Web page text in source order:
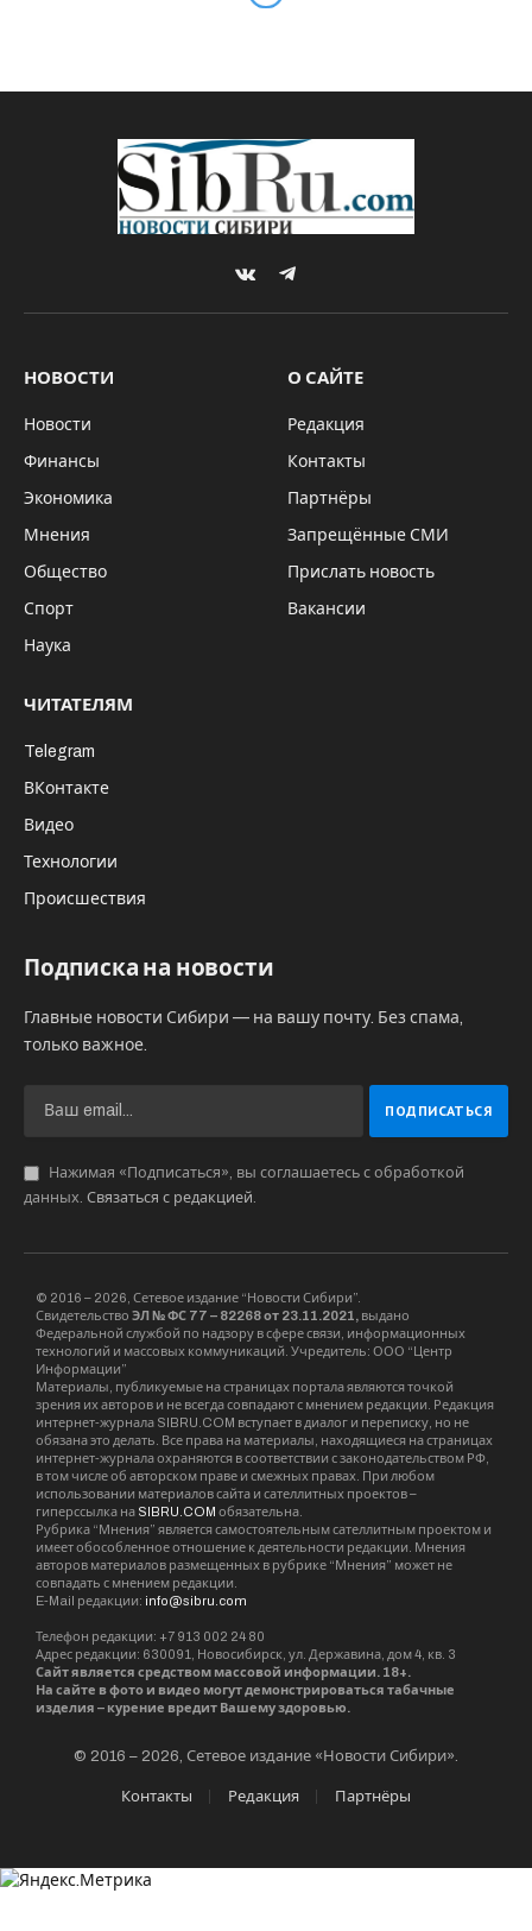
VKontakteTelegram
НОВОСТИ
Новости
Финансы
Экономика
Мнения
Общество
Спорт
Наука
О САЙТЕ
Редакция
Контакты
Партнёры
Запрещённые СМИ
Прислать новость
Вакансии
ЧИТАТЕЛЯМ
Telegram
ВКонтакте
Видео
Технологии
Происшествия
Подписка на новости
Главные новости Сибири — на вашу почту. Без спама,
только важное.
Нажимая «Подписаться», вы соглашаетесь с обработкой
данных. Связаться с редакцией
© 2016 – 2026, Сетевое издание “Новости Сибири”.
Свидетельство ЭЛ № ФС 77 – 82268 от 23.11.2021, выдано
Федеральной службой по надзору в сфере связи, информационных
технологий и массовых коммуникаций. Учредитель: ООО “Центр
Информации”
Материалы, публикуемые на страницах портала являются точкой
зрения их авторов и не всегда совпадают с мнением редакции. Редакция
интернет-журнала SIBRU.COM вступает в диалог и переписку, но не
обязана это делать. Все права на материалы, находящиеся на страницах
интернет-журнала охраняются в соответствии с законодательством РФ,
в том числе об авторском праве и смежных правах. При любом
использовании материалов сайта и сателлитных проектов –
гиперссылка на SIBRU.COM обязательна.
Рубрика “Мнения” является самостоятельным сателлитным проектом и
имеет обособленное отношение к деятельности редакции. Мнения
авторов материалов размещенных в рубрике “Мнения” может не
совпадать с мнением редакции.
E-Mail редакции: info@sibru.com
Телефон редакции: +7 913 002 24 80
Адрес редакции: 630091, Новосибирск, ул. Державина, дом 4, кв. 3
Сайт является средством массовой информации. 18+.
На сайте в фото и видео могут демонстрироваться табачные
изделия – курение вредит Вашему здоровью.
© 2016 – 2026, Сетевое издание «Новости Сибири».
Контакты Редакция Партнёры